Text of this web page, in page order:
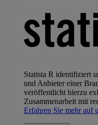
Statista R identifiziert
und Anbieter einer
veröffentlicht hierzu
Zusammenarbeit mit
Erfahren Sie mehr auf